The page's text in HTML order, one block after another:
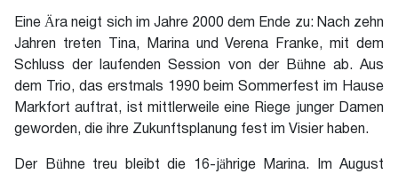
Eine Ära neigt sich im Jahre 2000 dem Ende zu: Nach zehn
Jahren treten Tina, Marina und Verena Franke, mit dem
Schluss der laufenden Session von der Bühne ab. Aus
dem Trio, das erstmals 1990 beim Sommerfest im Hause
Markfort auftrat, ist mittlerweile eine Riege junger Damen
geworden, die ihre Zukunftsplanung fest im Visier haben.
Der Bühne treu bleibt die 16-jährige Marina. Im August